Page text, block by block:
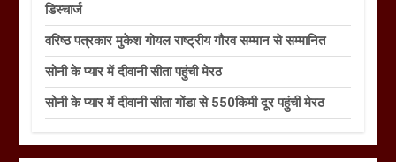
डिस्चार्ज
वरिष्ठ पत्रकार मुकेश गोयल राष्ट्रीय गौरव सम्मान से सम्मानित
सोनी के प्यार में दीवानी सीता पहुंची मेरठ
सोनी के प्यार में दीवानी सीता गोंडा से 550किमी दूर पहुंची मेरठ